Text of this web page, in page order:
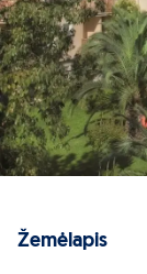
Žemėlapis